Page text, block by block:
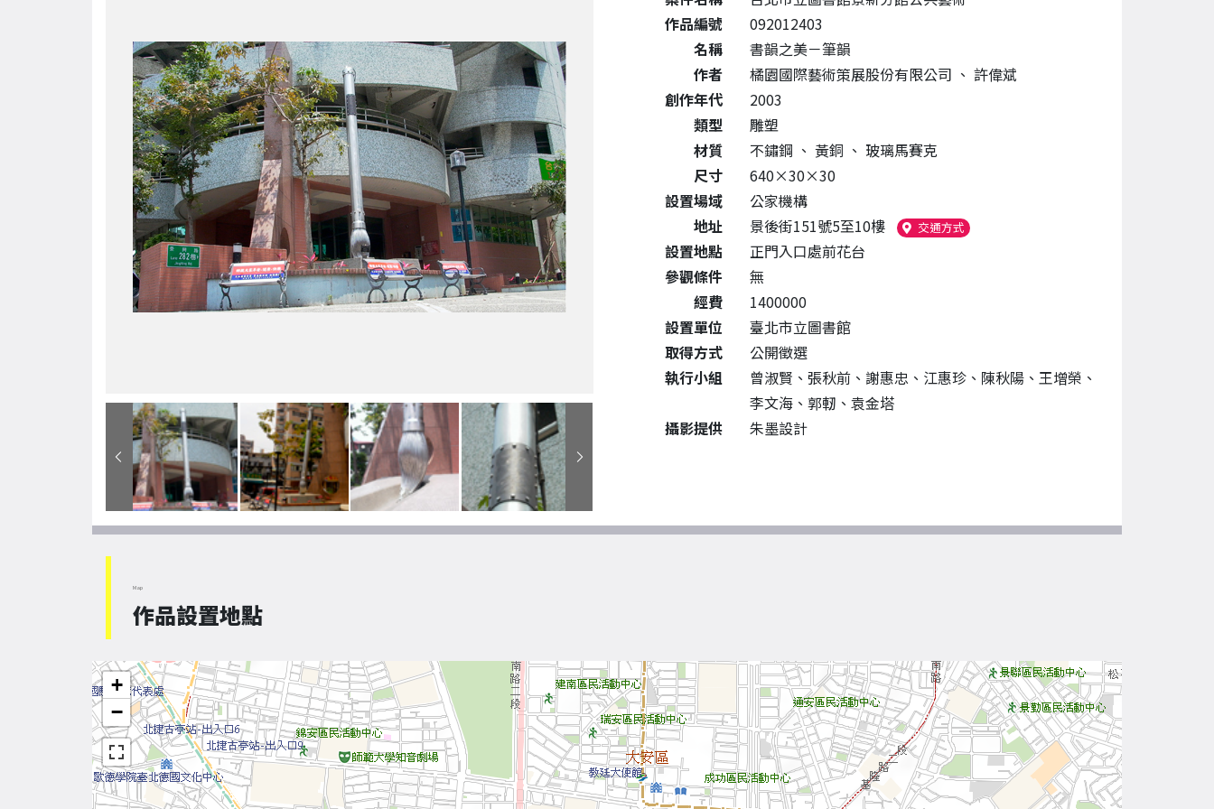
作品編號
092012403
名稱
書韻之美－筆韻
作者
橘園國際藝術策展股份有限公司 、 許偉斌
創作年代
2003
類型
雕塑
材質
不鏽鋼 、 黃銅 、 玻璃馬賽克
尺寸
640×30×30
設置場域
公家機構
地址
景後街151號5至10樓 交通方式（另開新視窗）
設置地點
正門入口處前花台
參觀條件
無
經費
1400000
設置單位
臺北市立圖書館
取得方式
公開徵選
執行小組
曾淑賢、張秋前、謝惠忠、江惠珍、陳秋陽、王增榮、
李文海、郭軔、袁金塔
攝影提供
朱墨設計
Map
作品設置地點
+
−